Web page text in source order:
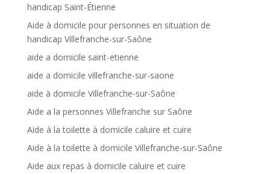
handicap Saint-Étienne
Aide à domicile pour personnes en situation de
handicap Villefranche-sur-Saône
aide a domicile saint-etienne
aide a domicile villefranche-sur-saone
aide à domicile Villefranche-sur-Saône
Aide a la personnes Villefranche sur Saône
Aide à la toilette à domicile caluire et cuire
Aide à la toilette à domicile Villefranche-sur-Saône
Aide aux repas à domicile caluire et cuire